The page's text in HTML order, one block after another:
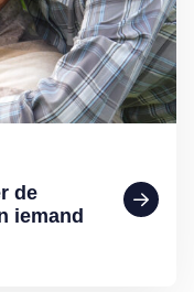
de
iemand